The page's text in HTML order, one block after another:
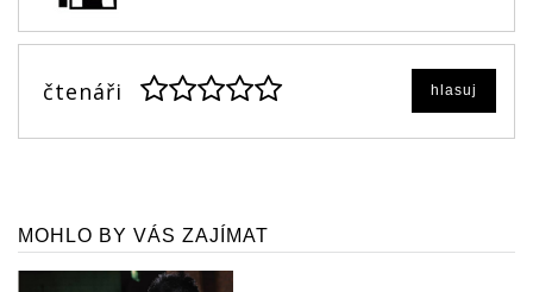
čtenáři hlasuj
MOHLO BY VÁS ZAJÍMAT